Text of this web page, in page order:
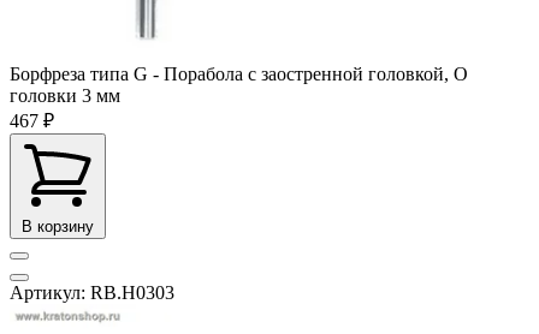
Борфреза типа G - Порабола с заостренной головкой, O
головки 3 мм
467 ₽
В корзину
Артикул: RB.H0303